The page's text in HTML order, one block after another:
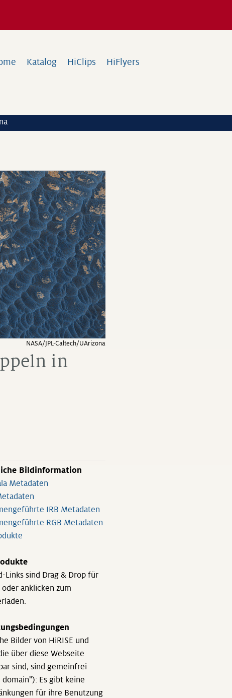
Katalog HiClips HiFlyers
NASA/JPL-Caltech/UArizona
in
Bildinformation
Metadaten
IRB Metadaten
RGB Metadaten
Links sind Drag & Drop für
oder anklicken zum
Bilder von HiRISE und
über diese Webseite
sind, sind gemeinfrei
domain"): Es gibt keine
für ihre Benutzung